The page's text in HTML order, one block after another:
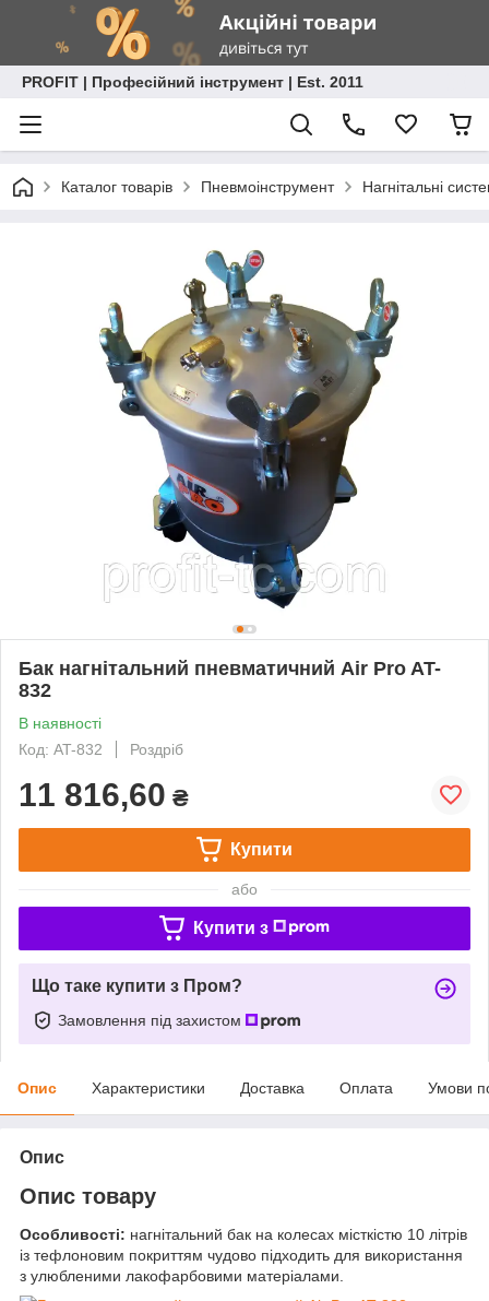
PROFIT | Професійний інструмент | Est. 2011
Каталог товарів Пневмоінструмент Нагнітальні
Бак нагнітальний пневматичний Air Pro AT-
832
В наявності
Код: AT-832
Роздріб
11 816,60 ₴
Купити
або
Купити з
Що таке купити з Пром?
Замовлення під захистом
Опис Характеристики Доставка Оплата Умови
Опис
Опис товару
Особливості: нагнітальний бак на колесах місткістю 10 літрів
із тефлоновим покриттям чудово підходить для використання
з улюбленими лакофарбовими матеріалами.